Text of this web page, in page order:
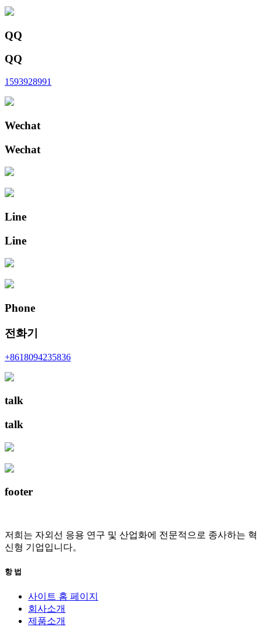
QQ
QQ
1593928991
Wechat
Wechat
Line
Line
Phone
전화기
+8618094235836
talk
talk
footer
저희는 자외선 응용 연구 및 산업화에 전문적으로 종사하는 혁
신형 기업입니다。
항 법
사이트 홈 페이지
회사소개
제품소개